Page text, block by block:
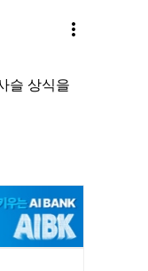
more_vert
슬 상식을